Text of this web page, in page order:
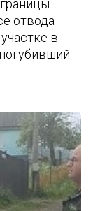
отвода
в